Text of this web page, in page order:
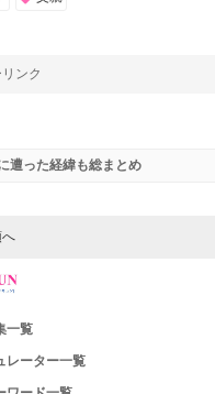
ンク
遭った経緯も総まとめ
一覧
レーター一覧